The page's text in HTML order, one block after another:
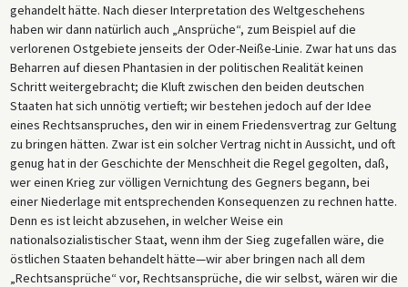
gehandelt hätte. Nach dieser Interpretation des Weltgeschehens
haben wir dann natürlich auch „Ansprüche“, zum Beispiel auf die
verlorenen Ostgebiete jenseits der Oder-Neiße-Linie. Zwar hat uns das
Beharren auf diesen Phantasien in der politischen Realität keinen
Schritt weitergebracht; die Kluft zwischen den beiden deutschen
Staaten hat sich unnötig vertieft; wir bestehen jedoch auf der Idee
eines Rechtsanspruches, den wir in einem Friedensvertrag zur Geltung
zu bringen hätten. Zwar ist ein solcher Vertrag nicht in Aussicht, und oft
genug hat in der Geschichte der Menschheit die Regel gegolten, daß,
wer einen Krieg zur völligen Vernichtung des Gegners begann, bei
einer Niederlage mit entsprechenden Konsequenzen zu rechnen hatte.
Denn es ist leicht abzusehen, in welcher Weise ein
nationalsozialistischer Staat, wenn ihm der Sieg zugefallen wäre, die
östlichen Staaten behandelt hätte—wir aber bringen nach all dem
„Rechtsansprüche“ vor, Rechtsansprüche, die wir selbst, wären wir die